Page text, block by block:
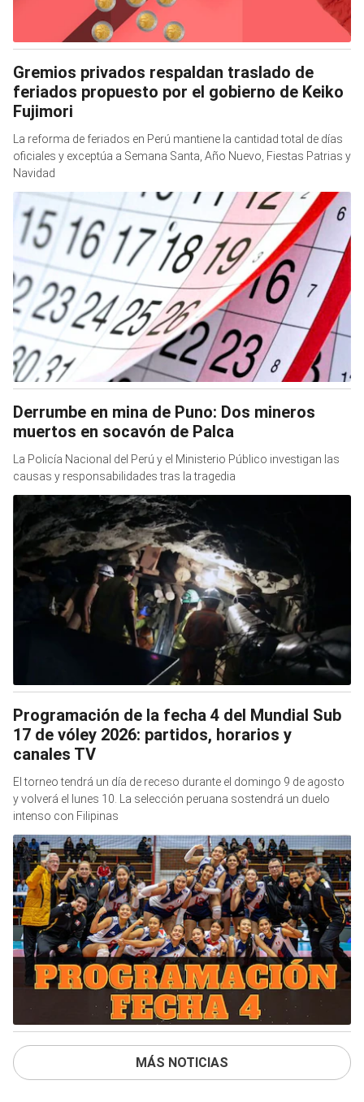
Gremios privados respaldan traslado de
feriados propuesto por el gobierno de Keiko
Fujimori
La reforma de feriados en Perú mantiene la cantidad total de días
oficiales y exceptúa a Semana Santa, Año Nuevo, Fiestas Patrias y
Navidad
Derrumbe en mina de Puno: Dos mineros
muertos en socavón de Palca
La Policía Nacional del Perú y el Ministerio Público investigan las
causas y responsabilidades tras la tragedia
Programación de la fecha 4 del Mundial Sub
17 de vóley 2026: partidos, horarios y
canales TV
El torneo tendrá un día de receso durante el domingo 9 de agosto
y volverá el lunes 10. La selección peruana sostendrá un duelo
intenso con Filipinas
MÁS NOTICIAS